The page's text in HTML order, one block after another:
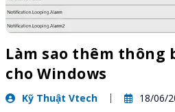
Làm sao thêm thông
cho Windows
Kỹ Thuật Vtech 18/06/